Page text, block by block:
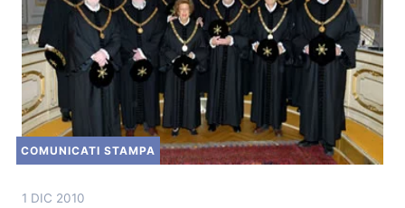
COMUNICATI STAMPA
1 DIC 2010